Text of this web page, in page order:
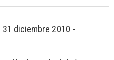
31 diciembre 2010 -